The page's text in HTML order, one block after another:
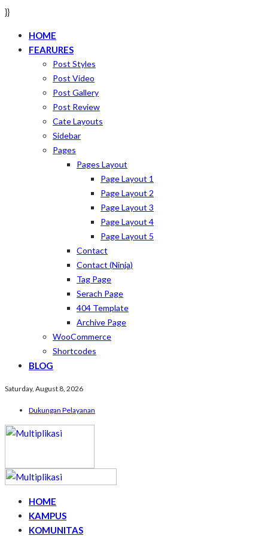
}}
HOME
FEARURES
Post Styles
Post Video
Post Gallery
Post Review
Cate Layouts
Sidebar
Pages
Pages Layout
Page Layout 1
Page Layout 2
Page Layout 3
Page Layout 4
Page Layout 5
Contact
Contact (ninja)
Tag Page
Serach Page
404 Template
Archive Page
WooCommerce
Shortcodes
BLOG
Saturday, August 8, 2026
Dukungan Pelayanan
HOME
KAMPUS
KOMUNITAS